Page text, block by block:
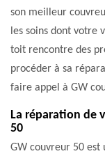
son meilleur
les soins dont votre
toit rencontre des
procéder à sa
faire appel à GW
La réparation de
50
GW couvreur 50 est